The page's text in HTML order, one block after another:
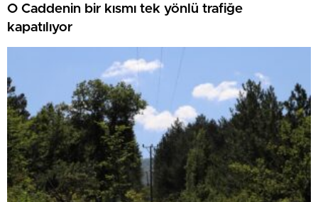
O Caddenin bir kısmı tek yönlü trafiğe
kapatılıyor